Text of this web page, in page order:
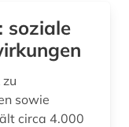
soziale
sowie
circa 4.000